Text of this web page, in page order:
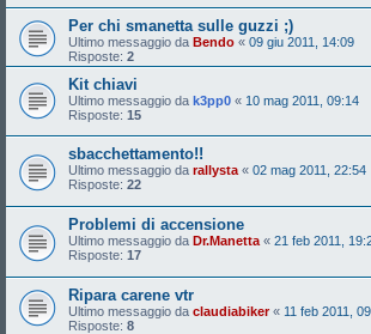
Per chi smanetta sulle guzzi ;)
Ultimo messaggio da Bendo « 09 giu 2011, 14:09
Risposte: 2
Kit chiavi
Ultimo messaggio da k3pp0 « 10 mag 2011, 09:14
Risposte: 15
sbacchettamento!!
Ultimo messaggio da rallysta « 02 mag 2011, 22:54
Risposte: 22
Problemi di accensione
Ultimo messaggio da Dr.Manetta « 21 feb 2011,
Risposte: 17
Ripara carene vtr
Ultimo messaggio da claudiabiker« 11 feb 2011,
Risposte: 8